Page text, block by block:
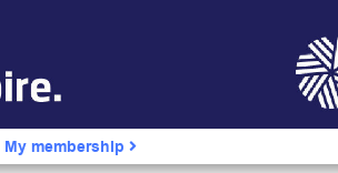
My membership